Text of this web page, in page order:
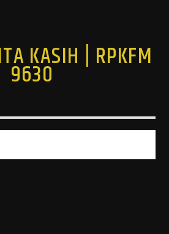
KASIH | RPKFM
9630